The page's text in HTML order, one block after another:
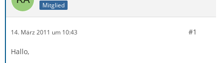
Mitglied
14. März 2011 um 10:43 #1
Hallo,